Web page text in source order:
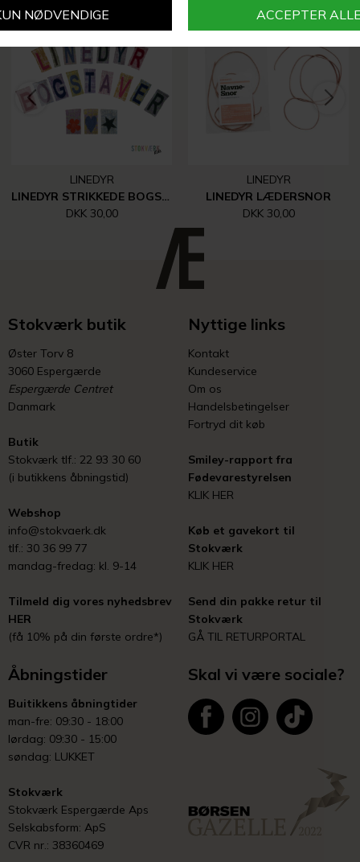
LINEDYR
LINEDYR STRIKKEDE BOGSTAVER, TAL MM.
DKK 30,00
LINEDYR
LINEDYR LÆDERSNOR
DKK 30,00
Stokværk butik
Øster Torv 8
3060 Espergærde
Espergærde Centret
Danmark
Butik
Stokværk tlf.: 22 93 30 60
(i butikkens åbningstid)
Webshop
info@stokvaerk.dk
tlf.: 30 36 99 77
mandag-fredag: kl. 9-14
Tilmeld dig vores nyhedsbrev
HER
(få 10% på din første ordre*)
Nyttige links
Kontakt
Kundeservice
Om os
Handelsbetingelser
Fortryd dit køb
Smiley-rapport fra
Fødevarestyrelsen
KLIK HER
Køb et gavekort til
Stokværk
KLIK HER
Send din pakke retur til
Stokværk
GÅ TIL RETURPORTAL
Åbningstider
Buitikkens åbningtider
man-fre: 09:30 - 18:00
lørdag: 09:30 - 15:00
søndag: LUKKET
Stokværk
Stokværk Espergærde Aps
Selskabsform: ApS
CVR nr.: 38360469
Skal vi være sociale?